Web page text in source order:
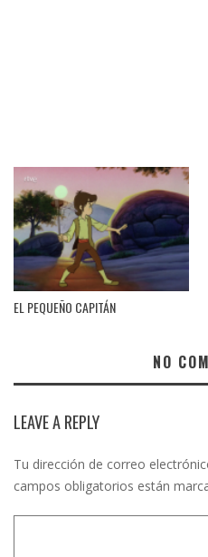
EL PEQUEÑO CAPITÁN
NO
LEAVE A REPLY
Tu dirección de correo
campos obligatorios están